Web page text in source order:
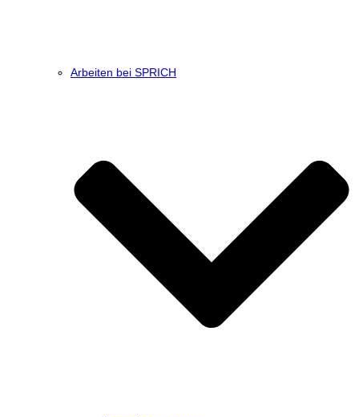
Arbeiten bei SPRICH